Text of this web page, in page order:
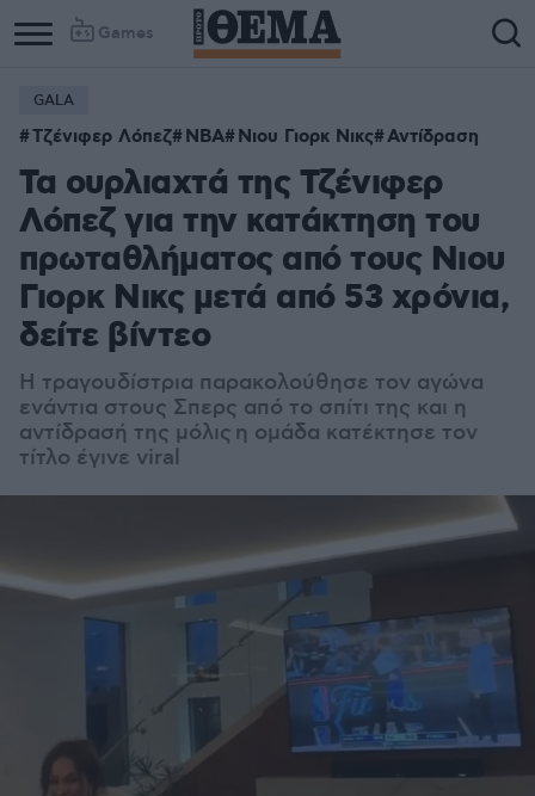
Games
GALA
Τζένιφερ Λόπεζ NBA Νιου Γιορκ Νικς Αντίδραση
Τα ουρλιαχτά της Τζένιφερ
Λόπεζ για την κατάκτηση του
πρωταθλήματος από τους Νιου
Γιορκ Νικς μετά από 53 χρόνια,
δείτε βίντεο
Η τραγουδίστρια παρακολούθησε τον αγώνα
ενάντια στους Σπερς από το σπίτι της και η
αντίδρασή της μόλις η ομάδα κατέκτησε τον
τίτλο έγινε viral